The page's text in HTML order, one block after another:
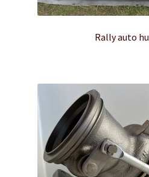
Rally auto